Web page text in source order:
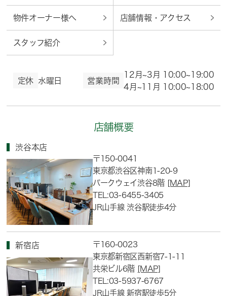
物件オーナー様へ 店舗情報・アクセス
スタッフ紹介
定休 水曜日 営業時間
12月~3月 10:00~19:00
4月~11月 10:00~18:00
店舗概要
渋谷本店
〒150-0041
東京都渋谷区神南1-20-9
パークウェイ渋谷8階 [MAP]
TEL:03-6455-3405
JR山手線 渋谷駅徒歩4分
新宿店
〒160-0023
東京都新宿区西新宿7-1-11
共栄ビル6階 [MAP]
TEL:03-5937-6767
JR山手線 新宿駅徒歩5分